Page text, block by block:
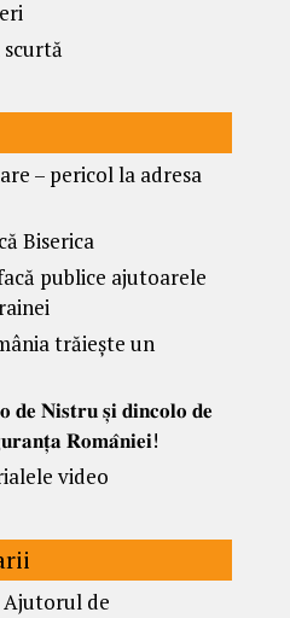
– pericol la adresa
Biserica
publice ajutoarele
trăiește un
𝐝𝐞 𝐍𝐢𝐬𝐭𝐫𝐮 𝐬̦𝐢 𝐝𝐢𝐧𝐜𝐨𝐥𝐨 𝐝𝐞
𝐑𝐨𝐦𝐚̂𝐧𝐢𝐞𝐢!
video
Ajutorul de